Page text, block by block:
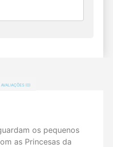
AVALIAÇÕES (0)
os pequenos
as Princesas da